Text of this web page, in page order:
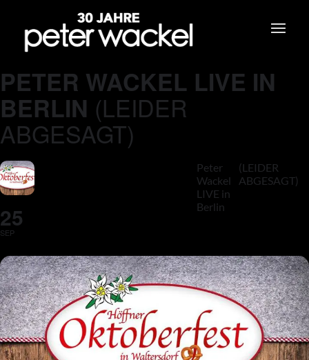
PETER WACKEL LIVE IN
BERLIN (LEIDER
ABGESAGT)
25
SEP
Peter
Wackel
LIVE in
Berlin
(LEIDER
ABGESAGT)